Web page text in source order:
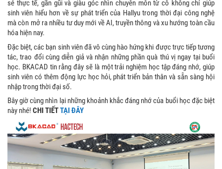
sẻ thực tế, gần gũi và giàu góc nhìn chuyên môn từ cô không chỉ giúp
sinh viên hiểu hơn về sự phát triển của Hallyu trong thời đại công nghệ
mà còn mở ra nhiều tư duy mới về AI, truyền thông và xu hướng toàn cầu
hóa hiện nay.
Đặc biệt, các bạn sinh viên đã vô cùng hào hứng khi được trực tiếp tương
tác, trao đổi cùng diễn giả và nhận những phần quà thú vị ngay tại buổi
học. BKACAD tin rằng đây sẽ là một trải nghiệm học tập đáng nhớ, giúp
sinh viên có thêm động lực học hỏi, phát triển bản thân và sẵn sàng hội
nhập trong thời đại số.
Bây giờ cùng nhìn lại những khoảnh khắc đáng nhớ của buổi học đặc biệt
này nhé! CHI TIẾTTẠI ĐÂY